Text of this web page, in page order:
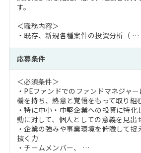
す。
＜職務内容＞
・既存、新規各種案件の投資分析（ …
応募条件
＜必須条件＞
・PEファンドでのファンドマネジャ
機を持ち、熱意と覚悟をもって取り組
・特に中小・中堅企業への投資に特
動に対して、個人としての意義を見出
・企業の強みや事業環境を俯瞰して
抜く力
・チームメンバー、 …